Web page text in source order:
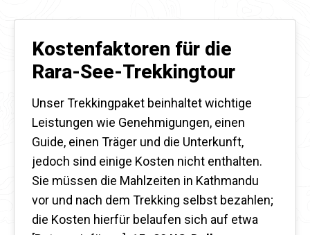
Kostenfaktoren für die
Rara-See-Trekkingtour
Unser Trekkingpaket beinhaltet wichtige
Leistungen wie Genehmigungen, einen
Guide, einen Träger und die Unterkunft,
jedoch sind einige Kosten nicht enthalten.
Sie müssen die Mahlzeiten in Kathmandu
vor und nach dem Trekking selbst bezahlen;
die Kosten hierfür belaufen sich auf etwa